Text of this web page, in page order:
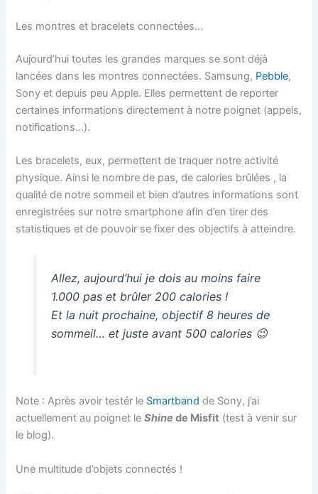
Les montres et bracelets connectées…
Aujourd’hui toutes les grandes marques se sont déjà
lancées dans les montres connectées. Samsung, Pebble,
Sony et depuis peu Apple. Elles permettent de reporter
certaines informations directement à notre poignet (appels,
notifications…).
Les bracelets, eux, permettent de traquer notre activité
physique. Ainsi le nombre de pas, de calories brûlées , la
qualité de notre sommeil et bien d’autres informations sont
enregistrées sur notre smartphone afin d’en tirer des
statistiques et de pouvoir se fixer des objectifs à atteindre.
Allez, aujourd’hui je dois au moins faire
1.000 pas et brûler 200 calories !
Et la nuit prochaine, objectif 8 heures de
sommeil… et juste avant 500 calories 😉
Note : Après avoir testér le Smartbandde Sony, j’ai
actuellement au poignet leShine de Misfit (test à venir sur
le blog).
Une multitude d’objets connectés !